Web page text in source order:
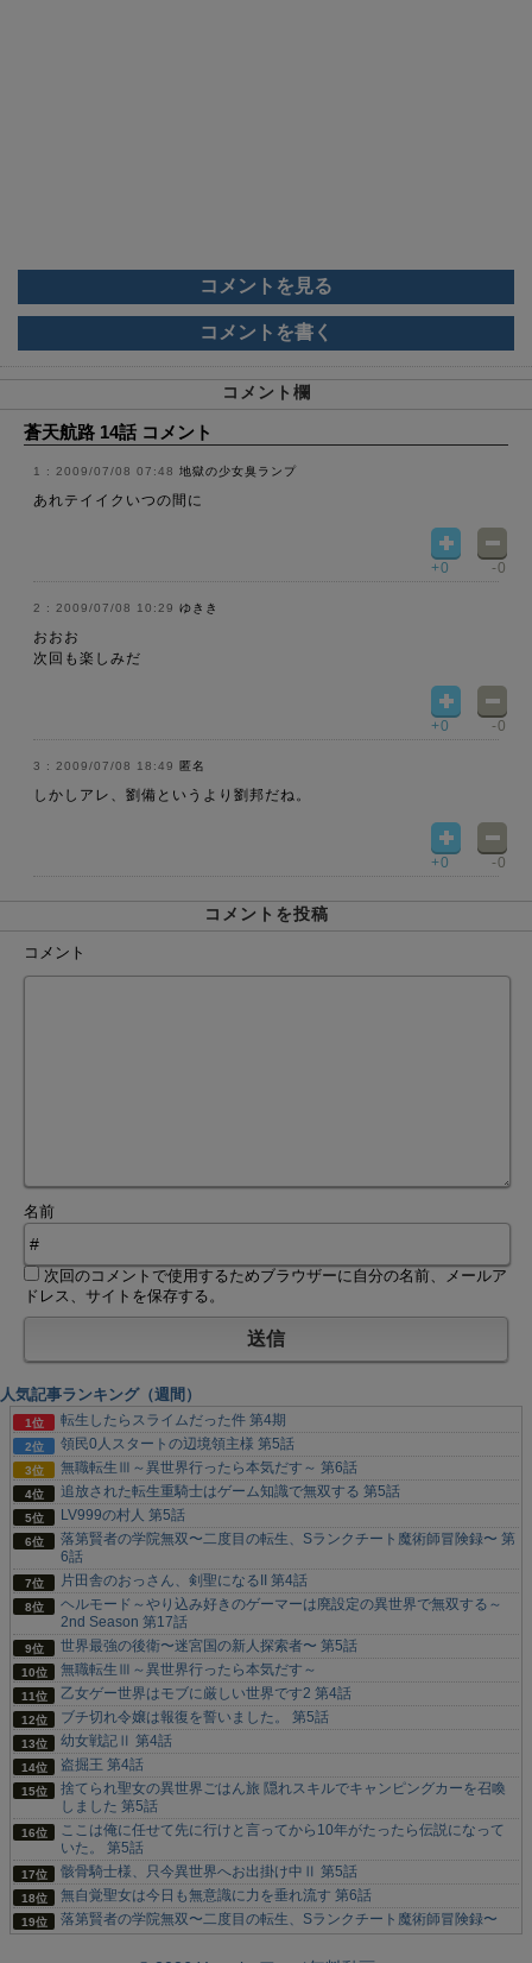
コメントを見る
コメントを書く
コメント欄
蒼天航路 14話 コメント
2009/07/08 07:48 地獄の少女臭ランプ
あれテイイクいつの間に
+0 -0
2009/07/08 10:29 ゆきき
おおお
次回も楽しみだ
+0 -0
2009/07/08 18:49 匿名
しかしアレ、劉備というより劉邦だね。
+0 -0
コメントを投稿
コメント
名前
次回のコメントで使用するためブラウザーに自分の名前、メールア
ドレス、サイトを保存する。
人気記事ランキング（週間）
転生したらスライムだった件 第4期
領民0人スタートの辺境領主様 第5話
無職転生Ⅲ～異世界行ったら本気だす～ 第6話
追放された転生重騎士はゲーム知識で無双する 第5話
LV999の村人 第5話
落第賢者の学院無双〜二度目の転生、Sランクチート魔術師冒険録〜 第
6話
片田舎のおっさん、剣聖になるII 第4話
ヘルモード～やり込み好きのゲーマーは廃設定の異世界で無双する～
2nd Season 第17話
世界最強の後衛〜迷宮国の新人探索者〜 第5話
無職転生Ⅲ～異世界行ったら本気だす～
乙女ゲー世界はモブに厳しい世界です2 第4話
ブチ切れ令嬢は報復を誓いました。 第5話
幼女戦記Ⅱ 第4話
盗掘王 第4話
捨てられ聖女の異世界ごはん旅 隠れスキルでキャンピングカーを召喚
しました 第5話
ここは俺に任せて先に行けと言ってから10年がたったら伝説になって
いた。 第5話
骸骨騎士様、只今異世界へお出掛け中Ⅱ 第5話
無自覚聖女は今日も無意識に力を垂れ流す 第6話
落第賢者の学院無双〜二度目の転生、Sランクチート魔術師冒険録〜